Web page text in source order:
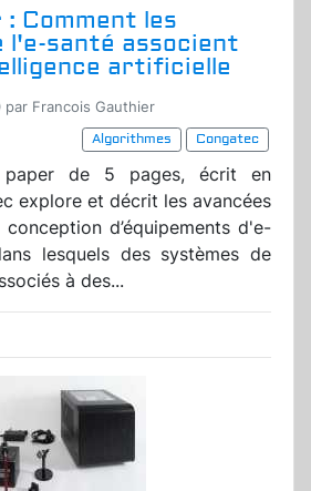
Comment les
l'e-santé associent
artificielle
Francois Gauthier
Algorithmes
Congatec
de 5 pages, écrit en
explore et décrit les avancées
d’équipements d'e-
lesquels des systèmes de
à des...